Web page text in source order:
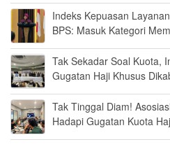
Indeks Kepuasan
BPS: Masuk Kategori
Tak Sekadar Soal Kuota,
Gugatan Haji Khusus
Tak Tinggal Diam!
Hadapi Gugatan Kuota